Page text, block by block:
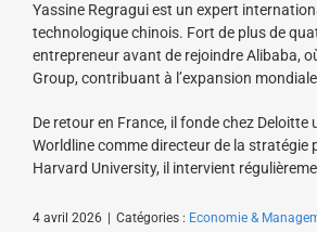
Yassine Regragui est un expert
technologique chinois. Fort de plus de
entrepreneur avant de rejoindre Alibaba,
Group, contribuant à l’expansion mondiale
De retour en France, il fonde chez
Worldline comme directeur de la
Harvard University, il intervient
4 avril 2026 Catégories : Economie &